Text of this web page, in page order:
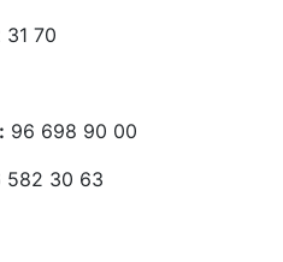
70
96 698 90 00
582 30 63